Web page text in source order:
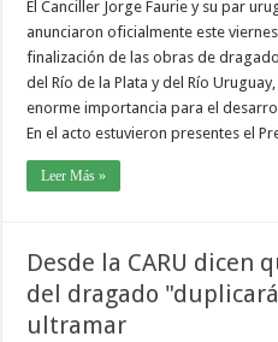
El Canciller Jorge Faurie y su par
anunciaron oficialmente este
finalización de las obras de
del Río de la Plata y del Río
enorme importancia para el
En el acto estuvieron presentes el
Leer Más »
Desde la CARU dicen
del dragado
ultramar